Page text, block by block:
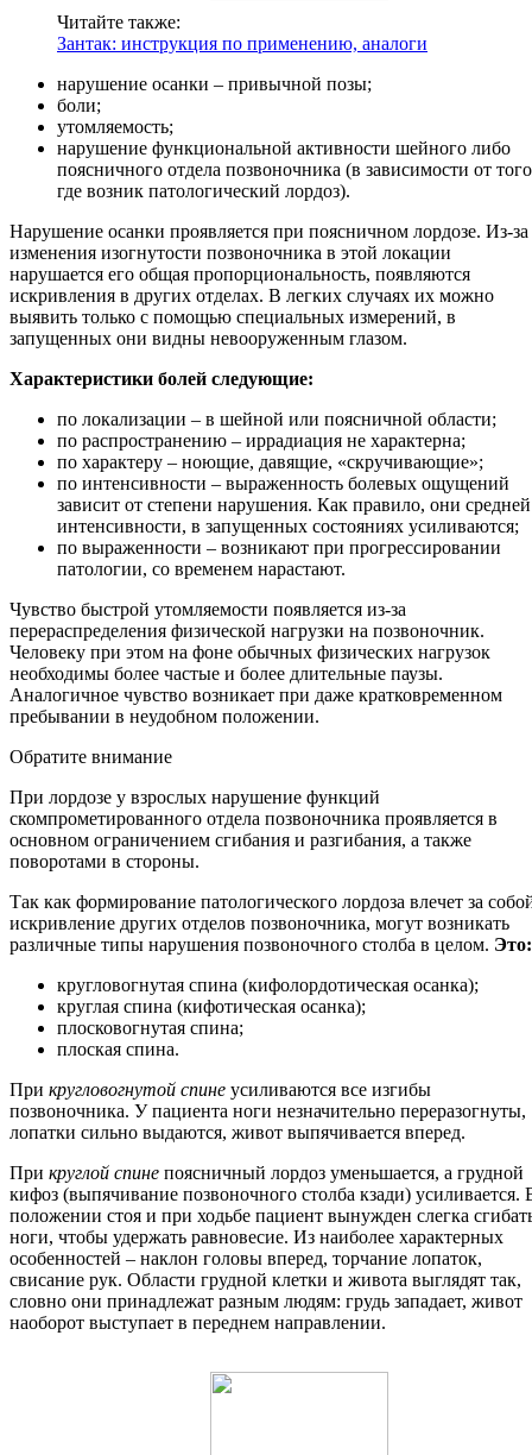
Читайте также:
Зантак: инструкция по применению, аналоги
нарушение осанки – привычной позы;
боли;
утомляемость;
нарушение функциональной активности шейного либо
поясничного отдела позвоночника (в зависимости от
где возник патологический лордоз).
Нарушение осанки проявляется при поясничном лордозе. Из-за
изменения изогнутости позвоночника в этой локации
нарушается его общая пропорциональность, появляются
искривления в других отделах. В легких случаях их можно
выявить только с помощью специальных измерений, в
запущенных они видны невооруженным глазом.
Характеристики болей следующие:
по локализации – в шейной или поясничной области;
по распространению – иррадиация не характерна;
по характеру – ноющие, давящие, «скручивающие»;
по интенсивности – выраженность болевых ощущений
зависит от степени нарушения. Как правило, они средней
интенсивности, в запущенных состояниях усиливаются;
по выраженности – возникают при прогрессировании
патологии, со временем нарастают.
Чувство быстрой утомляемости появляется из-за
перераспределения физической нагрузки на позвоночник.
Человеку при этом на фоне обычных физических нагрузок
необходимы более частые и более длительные паузы.
Аналогичное чувство возникает при даже кратковременном
пребывании в неудобном положении.
Обратите внимание
При лордозе у взрослых нарушение функций
скомпрометированного отдела позвоночника проявляется в
основном ограничением сгибания и разгибания, а также
поворотами в стороны.
Так как формирование патологического лордоза влечет за
искривление других отделов позвоночника, могут возникать
различные типы нарушения позвоночного столба в целом. Это:
кругловогнутая спина (кифолордотическая осанка);
круглая спина (кифотическая осанка);
плосковогнутая спина;
плоская спина.
При кругловогнутой спине усиливаются все изгибы
позвоночника. У пациента ноги незначительно переразогнуты,
лопатки сильно выдаются, живот выпячивается вперед.
При круглой спине поясничный лордоз уменьшается, а грудной
кифоз (выпячивание позвоночного столба кзади) усиливается.
положении стоя и при ходьбе пациент вынужден слегка
ноги, чтобы удержать равновесие. Из наиболее характерных
особенностей – наклон головы вперед, торчание лопаток,
свисание рук. Области грудной клетки и живота выглядят так,
словно они принадлежат разным людям: грудь западает, живот
наоборот выступает в переднем направлении.